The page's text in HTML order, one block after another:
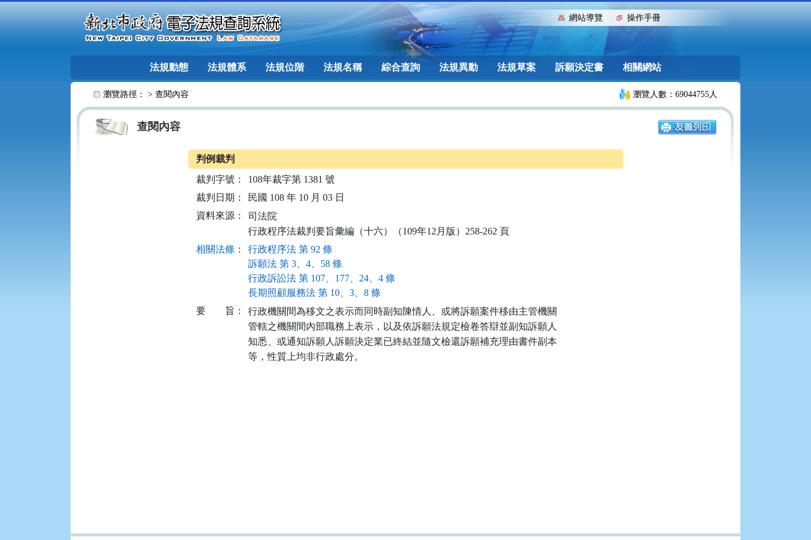
::: 網站導覽 操作手冊
法規動態 法規體系 法規位階 法規名稱 綜合查詢 法規異動 法規草案 訴願決定書 相關網站
瀏覽路徑： > 查閱內容 瀏覽人數：69044755人
查閱內容
判例裁判
裁判字號：
108年裁字第 1381 號
裁判日期：
民國 108 年 10 月 03 日
資料來源：
司法院
行政程序法裁判要旨彙編（十六）（109年12月版）258-262 頁
相關法條 ：
行政程序法 第 92 條
訴願法 第 3、4、58 條
行政訴訟法 第 107、177、24、4 條
長期照顧服務法 第 10、3、8 條
要
旨：
行政機關間為移文之表示而同時副知陳情人、或將訴願案件移由主管機關
管轄之機關間內部職務上表示，以及依訴願法規定檢卷答辯並副知訴願人
知悉、或通知訴願人訴願決定業已終結並隨文檢還訴願補充理由書件副本
等，性質上均非行政處分。